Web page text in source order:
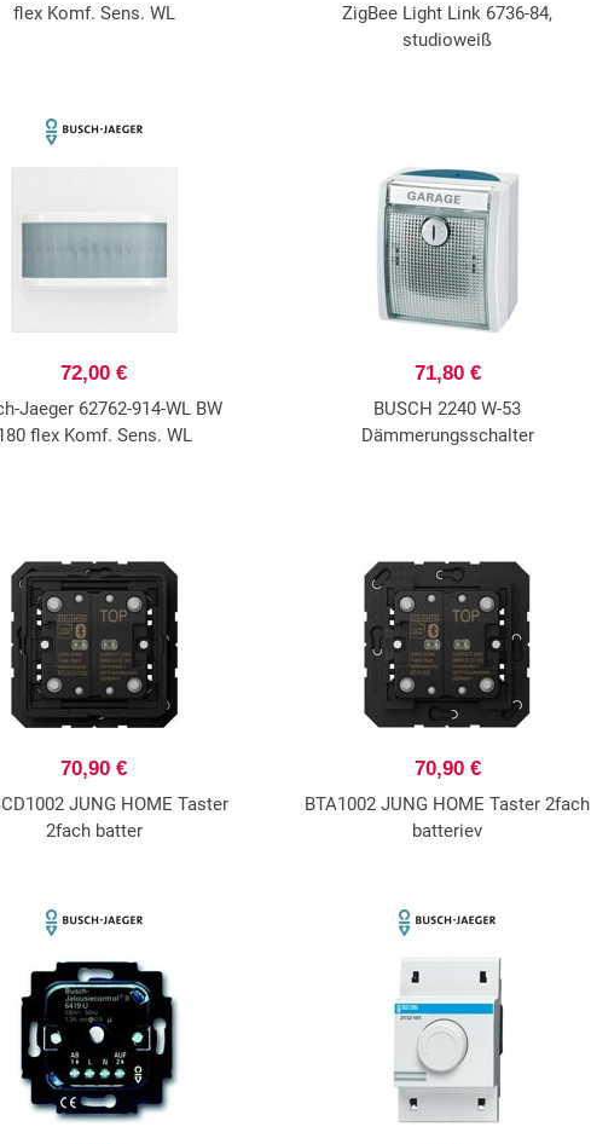
flex Komf. Sens. WL
ZigBee Light Link 6736-84,
studioweiß
72,00 €
Jaeger 62762-914-WL BW
flex Komf. Sens. WL
71,80 €
BUSCH 2240 W-53
Dämmerungsschalter
70,90 €
JUNG HOME Taster
2fach batter
70,90 €
BTA1002 JUNG HOME Taster 2fach
batteriev